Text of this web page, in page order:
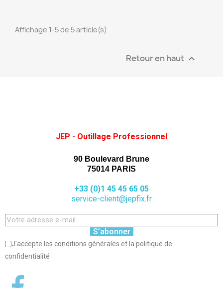
Affichage 1-5 de 5 article(s)
Retour en haut 
JEP - Outillage Professionnel
90 Boulevard Brune
75014 PARIS
+33 (0)1 45 45 65 05
service-client@jepfix.fr
S’abonner
J'accepte les conditions générales et la politique de
confidentialité